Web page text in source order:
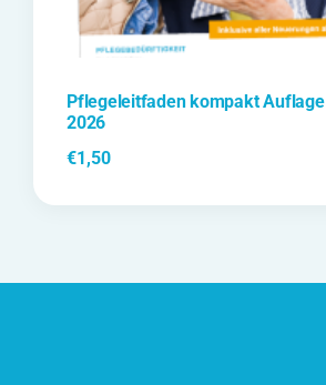
Pflegeleitfaden kompakt Auflage
2026
€1,50